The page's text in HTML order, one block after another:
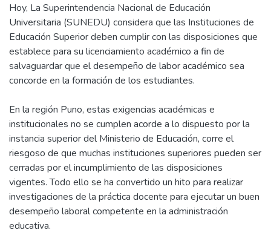
Hoy, La Superintendencia Nacional de Educación
Universitaria (SUNEDU) considera que las Instituciones de
Educación Superior deben cumplir con las disposiciones que
establece para su licenciamiento académico a fin de
salvaguardar que el desempeño de labor académico sea
concorde en la formación de los estudiantes.
En la región Puno, estas exigencias académicas e
institucionales no se cumplen acorde a lo dispuesto por la
instancia superior del Ministerio de Educación, corre el
riesgoso de que muchas instituciones superiores pueden ser
cerradas por el incumplimiento de las disposiciones
vigentes. Todo ello se ha convertido un hito para realizar
investigaciones de la práctica docente para ejecutar un buen
desempeño laboral competente en la administración
educativa.